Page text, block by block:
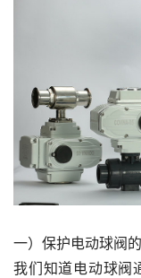
一）保护电动球阀
我们知道电动球阀